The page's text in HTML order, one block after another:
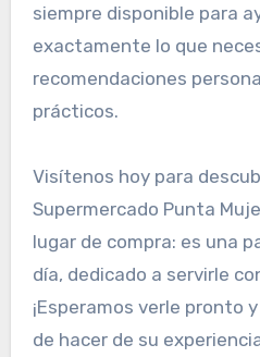
siempre disponible para
exactamente lo que
recomendaciones
prácticos.
Visítenos hoy para
Supermercado Punta
lugar de compra: es una
día, dedicado a servirle
¡Esperamos verle pronto
de hacer de su